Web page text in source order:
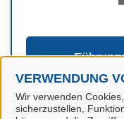
VERWENDUNG
Wir verwenden
sicherzustellen,